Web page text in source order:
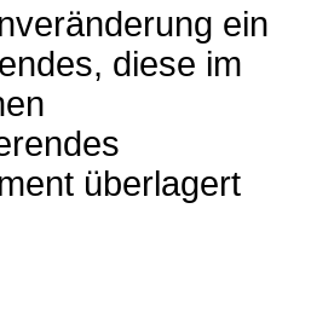
ein
diese im
überlagert